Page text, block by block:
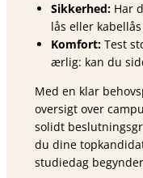
Sikkerhed: Har
lås eller
Komfort: Test
ærlig: kan du
Med en klar
oversigt over
solidt
du dine
studiedag